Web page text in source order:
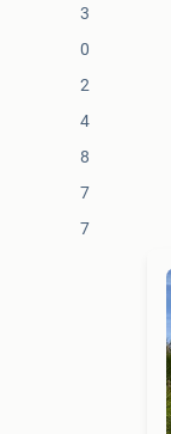
3
0
2
4
8
7
7